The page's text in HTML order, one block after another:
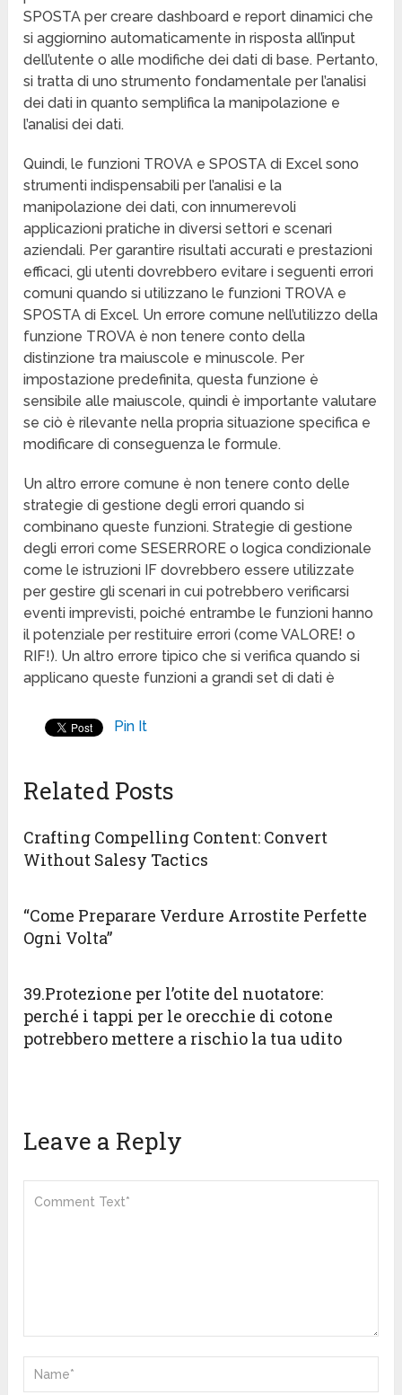
SPOSTA per creare dashboard e report dinamici che
si aggiornino automaticamente in risposta all’input
dell’utente o alle modifiche dei dati di base. Pertanto,
si tratta di uno strumento fondamentale per l’analisi
dei dati in quanto semplifica la manipolazione e
l’analisi dei dati.
Quindi, le funzioni TROVA e SPOSTA di Excel sono
strumenti indispensabili per l’analisi e la
manipolazione dei dati, con innumerevoli
applicazioni pratiche in diversi settori e scenari
aziendali. Per garantire risultati accurati e prestazioni
efficaci, gli utenti dovrebbero evitare i seguenti errori
comuni quando si utilizzano le funzioni TROVA e
SPOSTA di Excel. Un errore comune nell’utilizzo della
funzione TROVA è non tenere conto della
distinzione tra maiuscole e minuscole. Per
impostazione predefinita, questa funzione è
sensibile alle maiuscole, quindi è importante valutare
se ciò è rilevante nella propria situazione specifica e
modificare di conseguenza le formule.
Un altro errore comune è non tenere conto delle
strategie di gestione degli errori quando si
combinano queste funzioni. Strategie di gestione
degli errori come SESERRORE o logica condizionale
come le istruzioni IF dovrebbero essere utilizzate
per gestire gli scenari in cui potrebbero verificarsi
eventi imprevisti, poiché entrambe le funzioni hanno
il potenziale per restituire errori (come VALORE! o
RIF!). Un altro errore tipico che si verifica quando si
applicano queste funzioni a grandi set di dati è
Pin It
Related Posts
Crafting Compelling Content: Convert
Without Salesy Tactics
“Come Preparare Verdure Arrostite Perfette
Ogni Volta”
39.Protezione per l’otite del nuotatore:
perché i tappi per le orecchie di cotone
potrebbero mettere a rischio la tua udito
Leave a Reply